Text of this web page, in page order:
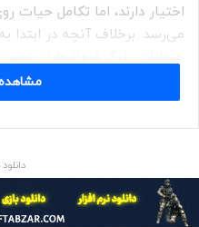
اختیار دارند، اما تکامل
می‌رسد. برخلاف آنچه در ابتدا
است که میکروب‌ها در واقع
می‌روند.
می‌گوید: «در دیدگاه مدرن از
میان آنها آغازین‌ها قرار
انسان‌ها و در کل حیات‌های چند
دانلود